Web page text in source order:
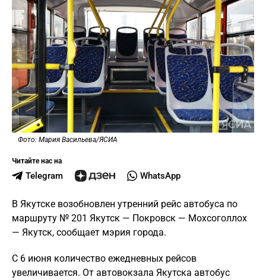
Фото: Мария Васильева/ЯСИА
Читайте нас на
Telegram WhatsApp
В Якутске возобновлен утренний рейс автобуса по
маршруту № 201 Якутск — Покровск — Мохсоголлох
— Якутск, сообщает мэрия города.
С 6 июня количество ежедневных рейсов
увеличивается. От автовокзала Якутска автобус